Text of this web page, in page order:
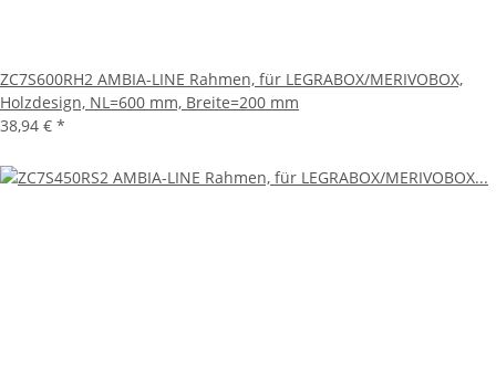
ZC7S600RH2 AMBIA-LINE Rahmen, für LEGRABOX/MERIVOBOX,
Holzdesign, NL=600 mm, Breite=200 mm
38,94 € *